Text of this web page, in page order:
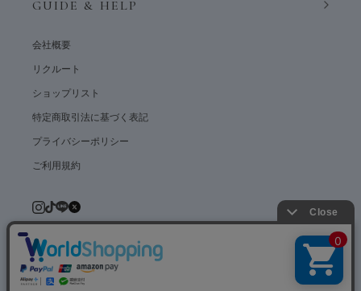
GUIDE & HELP
会社概要
リクルート
ショップリスト
特定商取引法に基づく表記
プライバシーポリシー
ご利用規約
© weardept co.,ltd. All rights reserved.